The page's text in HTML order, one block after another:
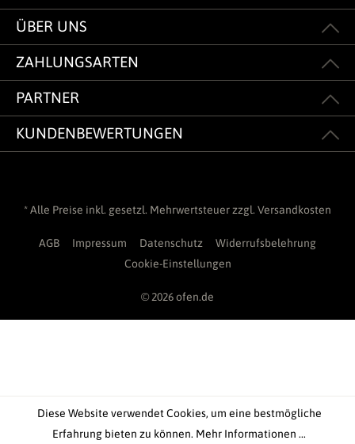
ÜBER UNS
ZAHLUNGSARTEN
PARTNER
KUNDENBEWERTUNGEN
* Alle Preise inkl. gesetzl. Mehrwertsteuer zzgl. Versandkosten
AGB Impressum Datenschutz
Widerrufsbelehrung
Cookie-Einstellungen
© 2026 ofen.de
Diese Website verwendet Cookies, um eine bestmögliche
Erfahrung bieten zu können. Mehr Informationen ...